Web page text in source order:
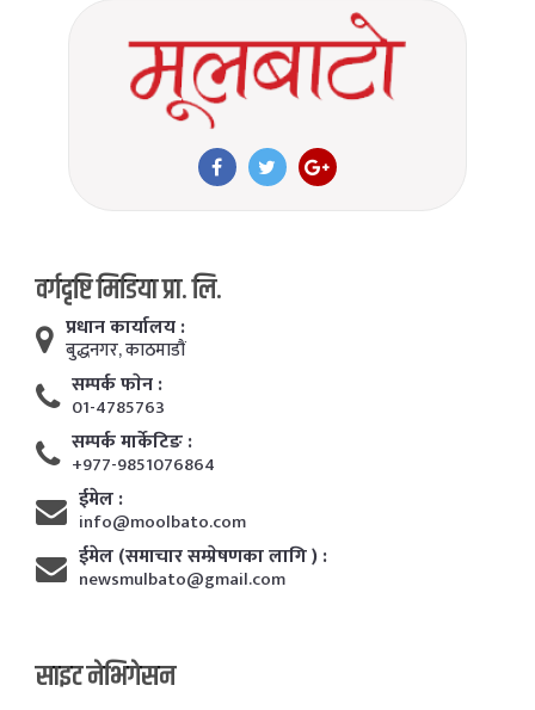
वर्गदृष्टि मिडिया प्रा. लि.
प्रधान कार्यालय :
बुद्धनगर, काठमाडाैं
सम्पर्क फाेन :
01-4785763
सम्पर्क मार्केटिङ :
+977-9851076864
ईमेल :
info@moolbato.com
ईमेल (समाचार सम्प्रेषणका लागि ) :
newsmulbato@gmail.com
साइट नेभिगेसन